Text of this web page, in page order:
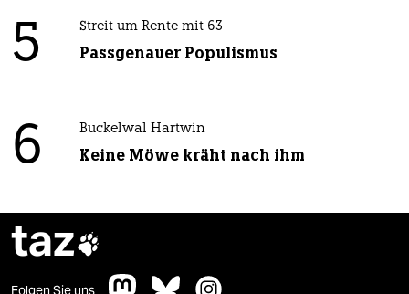
5 Streit um Rente mit 63
Passgenauer Populismus
6 Buckelwal Hartwin
Keine Möwe kräht nach ihm
taz
Folgen Sie uns